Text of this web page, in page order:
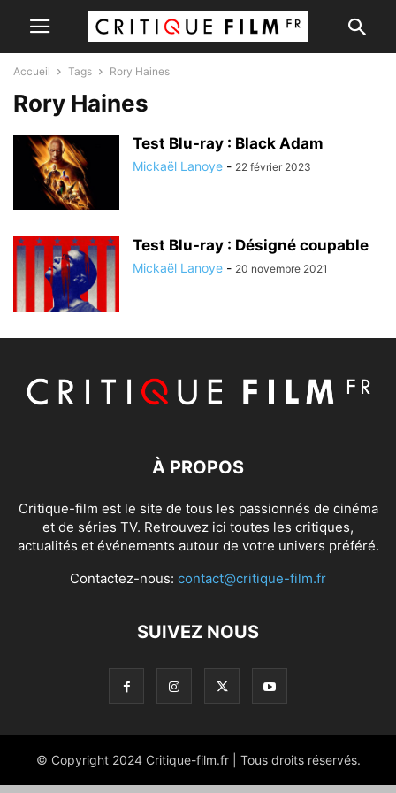
Accueil Tags Rory Haines
Rory Haines
Test Blu-ray : Black Adam
Mickaël Lanoye - 22 février 2023
Test Blu-ray : Désigné coupable
Mickaël Lanoye - 20 novembre 2021
À PROPOS
Critique-film est le site de tous les passionnés de cinéma
et de séries TV. Retrouvez ici toutes les critiques,
actualités et événements autour de votre univers préféré.
Contactez-nous: contact@critique-film.fr
SUIVEZ NOUS
© Copyright 2024 Critique-film.fr | Tous droits réservés.